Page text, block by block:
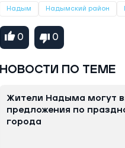
Надым Надымский район
0 0
НОВОСТИ ПО ТЕМЕ
Жители Надыма могут
предложения по
города